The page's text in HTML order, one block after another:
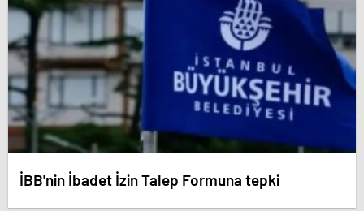
İBB'nin İbadet İzin Talep Formuna tepki